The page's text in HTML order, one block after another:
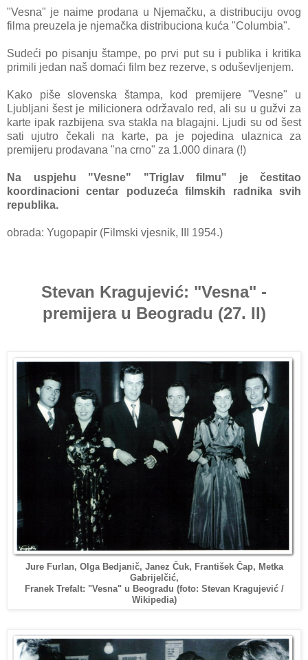
"Vesna" je naime prodana u Njemačku, a distribuciju ovog
filma preuzela je njemačka distribuciona kuća "Columbia".
Sudeći po pisanju štampe, po prvi put su i publika i kritika
primili jedan naš domaći film bez rezerve, s oduševljenjem.
Kako piše slovenska štampa, kod premijere "Vesne" u
Ljubljani šest je milicionera održavalo red, ali su u gužvi za
karte ipak razbijena sva stakla na blagajni. Ljudi su od šest
sati ujutro čekali na karte, pa je pojedina ulaznica za
premijeru prodavana "na crno" za 1.000 dinara (!)
Na uspjehu "Vesne" "Triglav filmu" je čestitao
koordinacioni centar poduzeća filmskih radnika svih
republika.
obrada: Yugopapir (Filmski vjesnik, III 1954.)
Stevan Kragujević: "Vesna" -
premijera u Beogradu (27. II)
Jure Furlan, Olga Bedjanič, Janez Čuk, František Čap, Metka
Gabrijelčić,
Franek Trefalt: "Vesna" u Beogradu (foto: Stevan Kragujević /
Wikipedia)